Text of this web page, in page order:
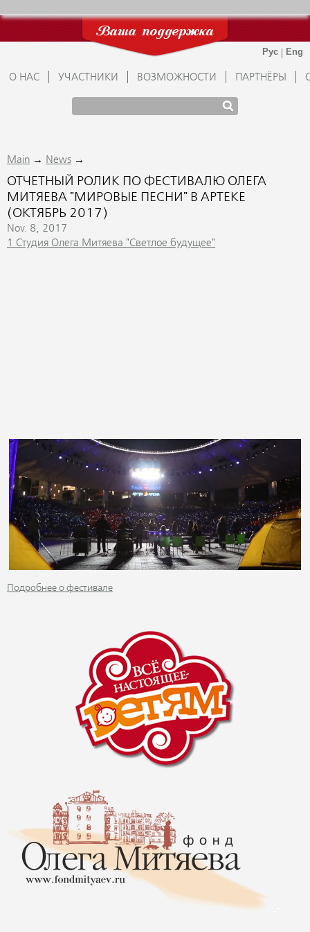
Ваша поддержка
О НАС УЧАСТНИКИ ВОЗМОЖНОСТИ ПАРТНЁРЫ
Main → News →
ОТЧЕТНЫЙ РОЛИК ПО ФЕСТИВАЛЮ ОЛЕГА
МИТЯЕВА "МИРОВЫЕ ПЕСНИ" В АРТЕКЕ
(ОКТЯБРЬ 2017)
Nov. 8, 2017
1 Студия Олега Митяева "Светлое будущее"
Подробнее о фестивале